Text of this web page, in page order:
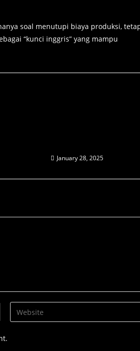
soal menutupi biaya produksi,
“kunci inggris” yang mampu
January 28, 2025